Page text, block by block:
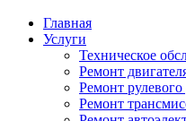
Главная
Услуги
Техническое
Ремонт
Ремонт
Ремонт